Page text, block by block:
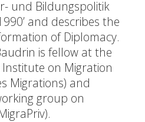
und Bildungspolitik
and describes the
of Diplomacy.
is fellow at the
on Migration
Migrations) and
group on